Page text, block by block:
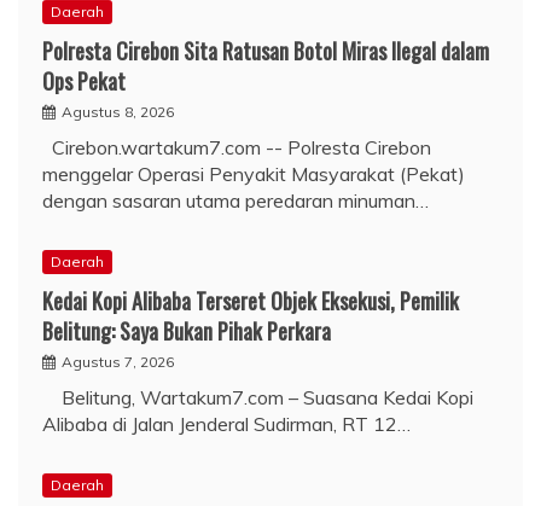
Daerah
Polresta Cirebon Sita Ratusan Botol Miras Ilegal dalam
Ops Pekat
Agustus 8, 2026
Cirebon.wartakum7.com -- Polresta Cirebon
menggelar Operasi Penyakit Masyarakat (Pekat)
dengan sasaran utama peredaran minuman…
Daerah
Kedai Kopi Alibaba Terseret Objek Eksekusi, Pemilik
Belitung: Saya Bukan Pihak Perkara
Agustus 7, 2026
Belitung, Wartakum7.com – Suasana Kedai Kopi
Alibaba di Jalan Jenderal Sudirman, RT 12…
Daerah